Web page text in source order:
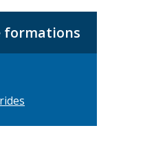
formations